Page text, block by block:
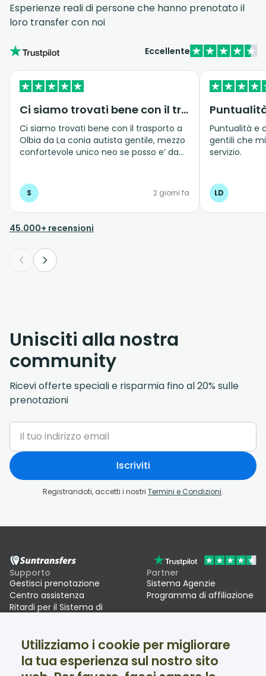
Esperienze reali di persone che hanno prenotato il
loro transfer con noi
Eccellente
Ci siamo trovati bene con il trasporto…
Ci siamo trovati bene con il trasporto a
Olbia da La conia autista gentile, mezzo
confortevole unico neo se posso e’ da
messaggi preimpostati e creati con IA
S 2 giorni fa
Puntualità e
gentili che
servizio.
LD
45.000+ recensioni
Unisciti alla nostra
community
Ricevi offerte speciali e risparmia fino al 20% sulle
prenotazioni
Iscriviti
Registrandoti, accetti i nostri Termini e Condizioni.
Supporto
Gestisci prenotazione
Centro assistenza
Ritardi per il Sistema di
Partner
Sistema Agenzie
Programma di affiliazione
Suntransfers
Chi siamo
Recensioni
Social
Facebook
Utilizziamo i cookie per migliorare
la tua esperienza sul nostro sito